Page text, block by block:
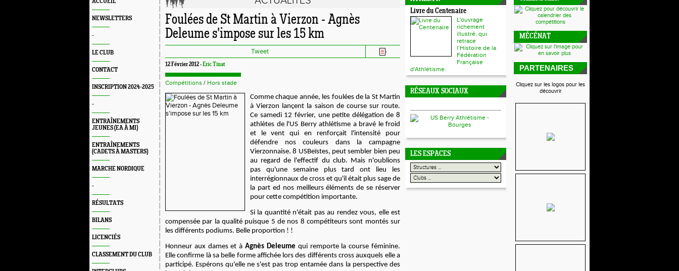
NEWSLETTERS
-
LE CLUB
CONTACT
INSCRIPTION 2024-2025
-
ENTRAÎNEMENTS
JEUNES (EA À MI)
ENTRAÎNEMENTS
(CADETS À MASTERS)
MARCHE NORDIQUE
-
RÉSULTATS
BILANS
LICENCIÉS
CLASSEMENT DU CLUB
Foulées de St Martin à Vierzon - Agnès
Deleume s'impose sur les 15 km
Tweet
12 Février 2012 -Eric Tinat
Compétitions / Hors stade
Comme chaque année, les foulées de la St Martin
à Vierzon lançent la saison de course sur route.
Ce samedi 12 février, une petite délégation de 8
athlètes de l'US Berry athlétisme a bravé le froid
et le vent qui en renforçait l'intensité pour
défendre nos couleurs dans la campagne
Vierzonnaise. 8 USBeïstes, peut sembler bien peu
au regard de l'effectif du club. Mais n'oublions
pas qu'une semaine plus tard ont lieu les
interrégionnaux de cross et qu'il était plus sage de
la part ed nos meilleurs éléments de se réserver
pour cette compétition importante.
Si la quantité n'était pas au rendez vous, elle est
compensée par la qualité puisque 5 de nos 8 compétiteurs sont montés sur
les différents podiums. Belle proportion ! !
Honneur aux dames et àAgnès Deleume qui remporte la course féminine.
Elle confirme là sa belle forme affichée lors des différents cross auxquels elle a
participé. Espérons qu'elle ne s'est pas trop entamée dans la perspective des
Livre du Centenaire
L'ouvrage
richement
illustré, qui
retrace
l’Histoire de la
Fédération
Française
d'Athlétisme.
RÉSEAUX SOCIAUX
LES ESPACES
MÉCÉNAT
PARTENAIRES
Cliquez sur les logos pour les
découvrir